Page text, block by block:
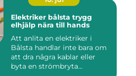
Elektriker bålsta trygg
elhjälp nära till hands
Att anlita en elektriker i
Bålsta handlar inte bara om
att dra några kablar eller
byta en strömbryta...